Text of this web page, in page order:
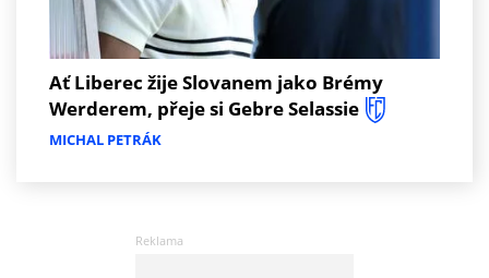
Ať Liberec žije Slovanem jako Brémy
Werderem, přeje si Gebre Selassie
MICHAL PETRÁK